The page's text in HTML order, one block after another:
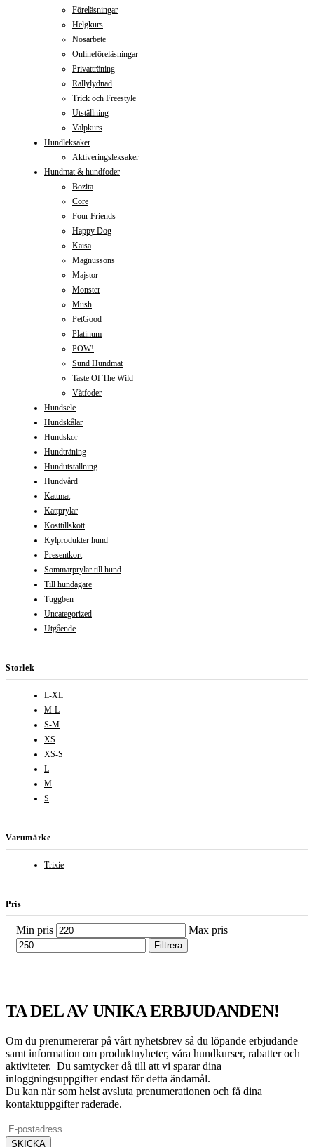
Föreläsningar
Helgkurs
Nosarbete
Onlineföreläsningar
Privatträning
Rallylydnad
Trick och Freestyle
Utställning
Valpkurs
Hundleksaker
Aktiveringsleksaker
Hundmat & hundfoder
Bozita
Core
Four Friends
Happy Dog
Kaisa
Magnussons
Majstor
Monster
Mush
PetGood
Platinum
POW!
Sund Hundmat
Taste Of The Wild
Våtfoder
Hundsele
Hundskålar
Hundskor
Hundträning
Hundutställning
Hundvård
Kattmat
Kattprylar
Kosttillskott
Kylprodukter hund
Presentkort
Sommarprylar till hund
Till hundägare
Tuggben
Uncategorized
Utgående
Storlek
L-XL
M-L
S-M
XS
XS-S
L
M
S
Varumärke
Trixie
Pris
Min pris Max pris
Filtrera
TA DEL AV UNIKA ERBJUDANDEN!
Om du prenumererar på vårt nyhetsbrev så du löpande erbjudande
samt information om produktnyheter, våra hundkurser, rabatter och
aktiviteter. Du samtycker då till att vi sparar dina
inloggningsuppgifter endast för detta ändamål.
Du kan när som helst avsluta prenumerationen och få dina
kontaktuppgifter raderade.